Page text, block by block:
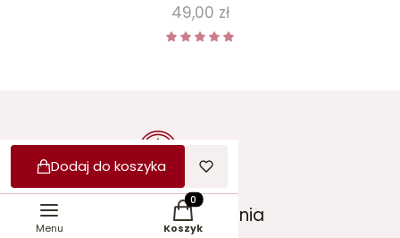
Cena
49,00 zł
10 lat
doświadczenia
Dodaj do koszyka
Menu
Produkty w koszyku: 0. Zobacz
Koszyk